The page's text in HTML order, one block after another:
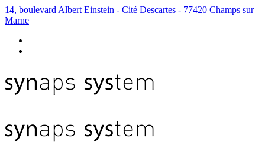
14, boulevard Albert Einstein - Cité Descartes - 77420 Champs sur
Marne